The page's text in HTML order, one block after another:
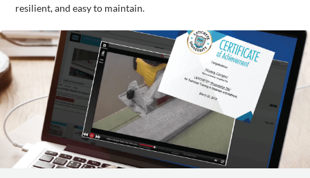
resilient, and easy to maintain.